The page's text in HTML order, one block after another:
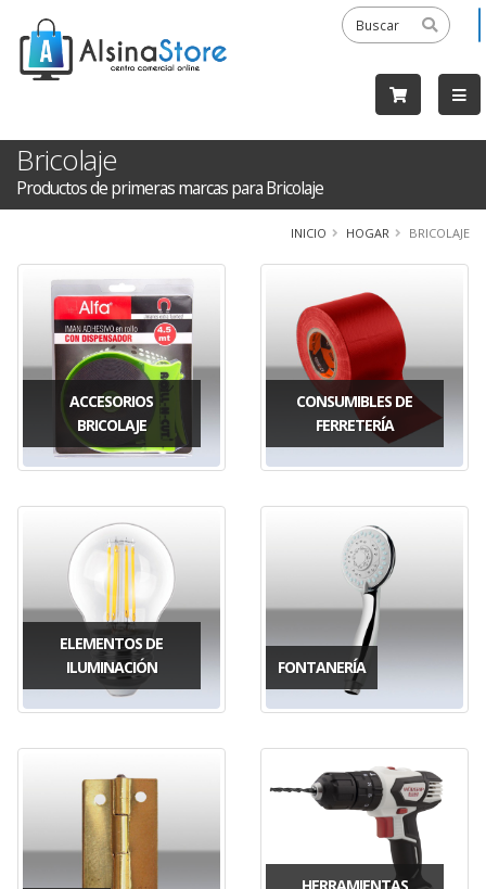
Bricolaje
Productos de primeras marcas para Bricolaje
INICIO HOGAR BRICOLAJE
ACCESORIOS
BRICOLAJE
CONSUMIBLES DE
FERRETERÍA
ELEMENTOS DE
ILUMINACIÓN
FONTANERÍA